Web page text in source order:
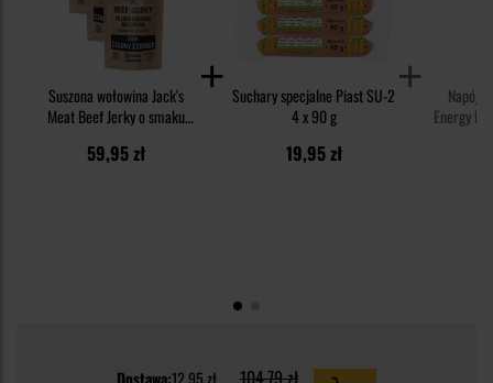
Suszona wołowina Jack's
Meat Beef Jerky o smaku
szt.
59,95 zł
Suchary specjalne Piast SU-2
4 x 90 g
19,95 zł
Napój
Energy
Dostawa:12,95 zł 104,79 zł